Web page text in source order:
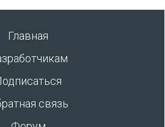
Главная
связь